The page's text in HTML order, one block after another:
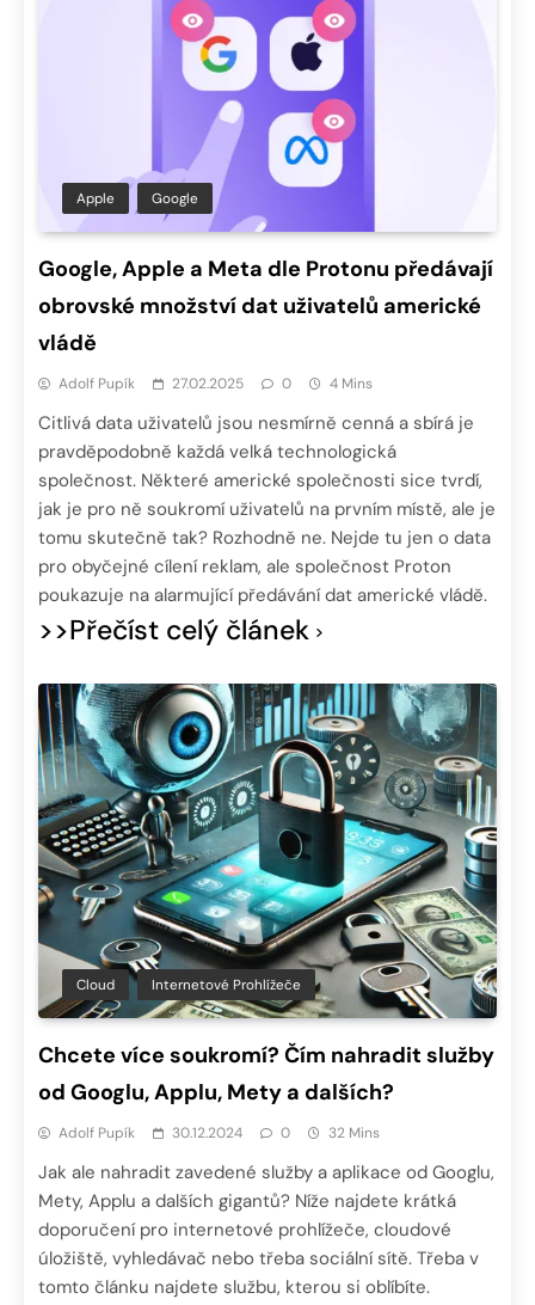
Apple Google
Google, Apple a Meta dle Protonu předávají
obrovské množství dat uživatelů americké
vládě
Adolf Pupík 27.02.2025 0 4 Mins
Citlivá data uživatelů jsou nesmírně cenná a sbírá je
pravděpodobně každá velká technologická
společnost. Některé americké společnosti sice tvrdí,
jak je pro ně soukromí uživatelů na prvním místě, ale je
tomu skutečně tak? Rozhodně ne. Nejde tu jen o data
pro obyčejné cílení reklam, ale společnost Proton
poukazuje na alarmující předávání dat americké vládě.
>>Přečíst celý článek
Cloud Internetové Prohlížeče
Chcete více soukromí? Čím nahradit služby
od Googlu, Applu, Mety a dalších?
Adolf Pupík 30.12.2024 0 32 Mins
Jak ale nahradit zavedené služby a aplikace od Googlu,
Mety, Applu a dalších gigantů? Níže najdete krátká
doporučení pro internetové prohlížeče, cloudové
úložiště, vyhledávač nebo třeba sociální sítě. Třeba v
tomto článku najdete službu, kterou si oblíbíte.